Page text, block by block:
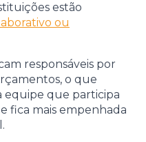
estão
ou
responsáveis por
o que
equipe que participa
fica mais empenhada